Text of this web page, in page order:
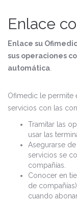
Enlace
Enlace su
sus operaciones
automática
Ofimedic le permite
servicios con las
Tramitar las
usar las
Asegurarse
servicios se
compañías.
Conocer en
de
cuando